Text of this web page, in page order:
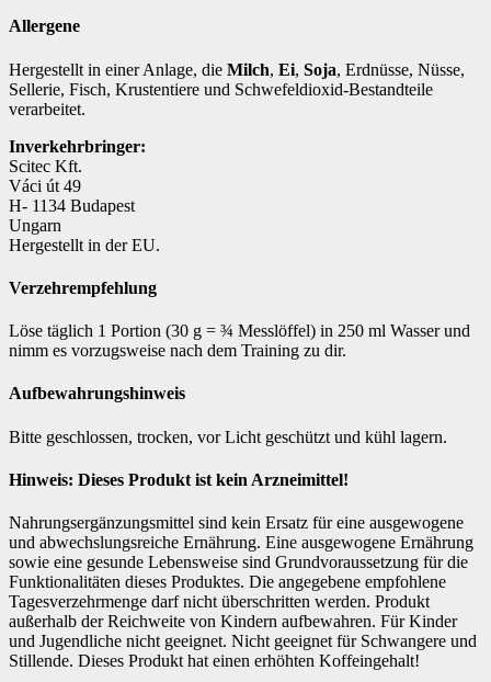
Allergene
Hergestellt in einer Anlage, die Milch, Ei, Soja, Erdnüsse, Nüsse,
Sellerie, Fisch, Krustentiere und Schwefeldioxid-Bestandteile
verarbeitet.
Inverkehrbringer:
Scitec Kft.
Váci út 49
H- 1134 Budapest
Ungarn
Hergestellt in der EU.
Verzehrempfehlung
Löse täglich 1 Portion (30 g = ¾ Messlöffel) in 250 ml Wasser und
nimm es vorzugsweise nach dem Training zu dir.
Aufbewahrungshinweis
Bitte geschlossen, trocken, vor Licht geschützt und kühl lagern.
Hinweis: Dieses Produkt ist kein Arzneimittel!
Nahrungsergänzungsmittel sind kein Ersatz für eine ausgewogene
und abwechslungsreiche Ernährung. Eine ausgewogene Ernährung
sowie eine gesunde Lebensweise sind Grundvoraussetzung für die
Funktionalitäten dieses Produktes. Die angegebene empfohlene
Tagesverzehrmenge darf nicht überschritten werden. Produkt
außerhalb der Reichweite von Kindern aufbewahren. Für Kinder
und Jugendliche nicht geeignet. Nicht geeignet für Schwangere und
Stillende. Dieses Produkt hat einen erhöhten Koffeingehalt!